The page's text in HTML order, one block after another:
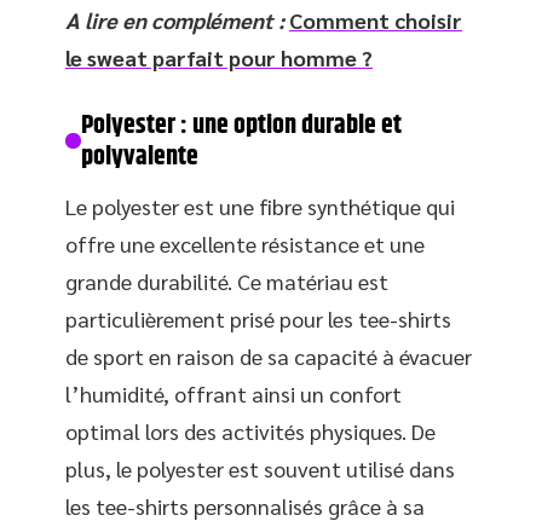
A lire en complément : Comment choisir
le sweat parfait pour homme ?
Polyester : une option durable et
polyvalente
Le polyester est une fibre synthétique qui
offre une excellente résistance et une
grande durabilité. Ce matériau est
particulièrement prisé pour les tee-shirts
de sport en raison de sa capacité à évacuer
l’humidité, offrant ainsi un confort
optimal lors des activités physiques. De
plus, le polyester est souvent utilisé dans
les tee-shirts personnalisés grâce à sa